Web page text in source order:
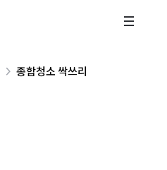
종합청소 싹쓰리